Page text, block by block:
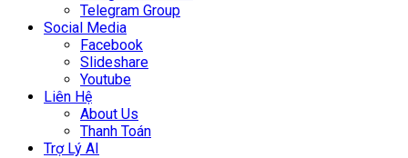
Telegram Group
Social Media
Facebook
Slideshare
Youtube
Liên Hệ
About Us
Thanh Toán
Trợ Lý AI